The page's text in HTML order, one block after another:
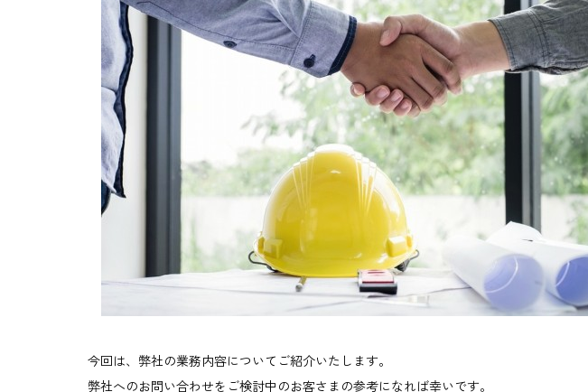
今回は、弊社の業務内容についてご紹介いたします。
弊社へのお問い合わせをご検討中のお客さまの参考になれば幸いです。